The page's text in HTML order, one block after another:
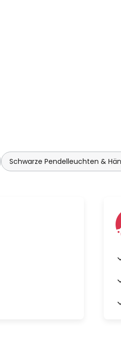
steht für die Werte
Freiheit steht für die
für den Wert
weiter zu gehen und den
widerzuspiegeln.
Schwarze Pendelleuchten &